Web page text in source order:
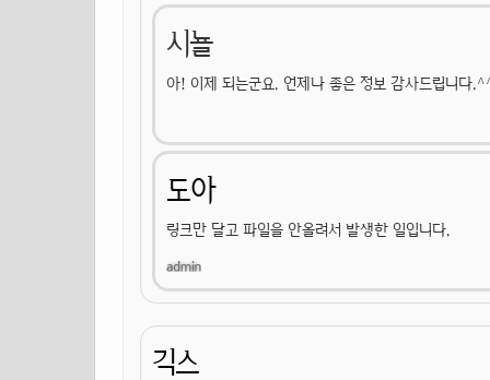
시뇰
아! 이제 되는군요. 언제나 좋은 정보 감사드립니다
도아
링크만 달고 파일을 안올려서 발생한 일입니다.
긱스